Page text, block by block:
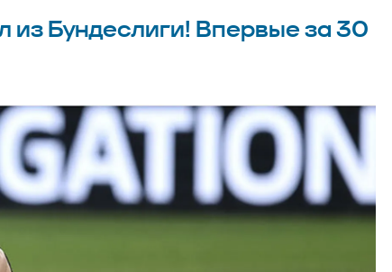
из Бундеслиги! Впервые за 30